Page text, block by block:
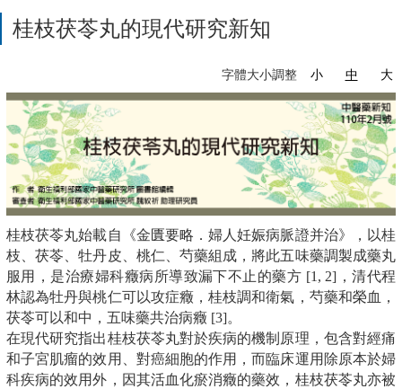
桂枝茯苓丸的現代研究新知
字體大小調整 小 中 大
桂枝茯苓丸始載自《金匱要略．婦人妊娠病脈證并治》，以桂
枝、茯苓、牡丹皮、桃仁、芍藥組成，將此五味藥調製成藥丸
服用，是治療婦科癥病所導致漏下不止的藥方 [1, 2]，清代程
林認為牡丹與桃仁可以攻症癥，桂枝調和衛氣，芍藥和榮血，
茯苓可以和中，五味藥共治病癥 [3]。
在現代研究指出桂枝茯苓丸對於疾病的機制原理，包含對經痛
和子宮肌瘤的效用、對癌細胞的作用，而臨床運用除原本於婦
科疾病的效用外，因其活血化瘀消癥的藥效，桂枝茯苓丸亦被